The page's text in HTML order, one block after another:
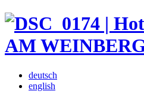
deutsch
english